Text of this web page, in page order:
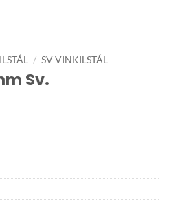
/ SV VINKILSTÁL
Sv.